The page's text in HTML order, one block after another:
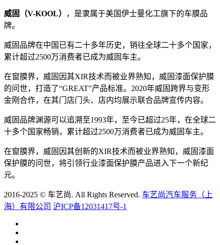
威固（V-KOOL）
，是隶属于美国伊士曼化工旗下的车膜品
牌。
威固品牌在中国已有二十多年历史，销往全球二十多个国家，
累计超过2500万消费者已成为威固车主。
在窗膜界，威固因其XIR技术而被业界熟知，威固漆面保护膜
的问世，打造了“GREAT”产品标准。2020年威固跨界与变形
金刚合作，在其门店门头、店内均展示联合品牌宣传内容。
威固品牌渊源可以追溯至1993年，至今已超过25年，在全球二
十多个国家畅销，累计超过2500万消费者已成为威固车主。
在窗膜界，威固因其创新的XIR技术而被业界熟知，威固漆面
保护膜的问世，将引领行业漆面保护膜产品进入下一个新纪
元。
2016-2025 © 车艺尚. All Rights Reserved. 车艺尚汽车服务（上
海）有限公司 沪ICP备12031417号-1